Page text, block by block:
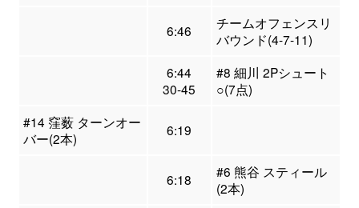
6:46
チームオフェンスリ
バウンド(4-7-11)
6:44
30-45
#8 細川 2Pシュート
○(7点)
#14 窪薮 ターンオー
バー(2本)
6:19
6:18
#6 熊谷 スティール
(2本)